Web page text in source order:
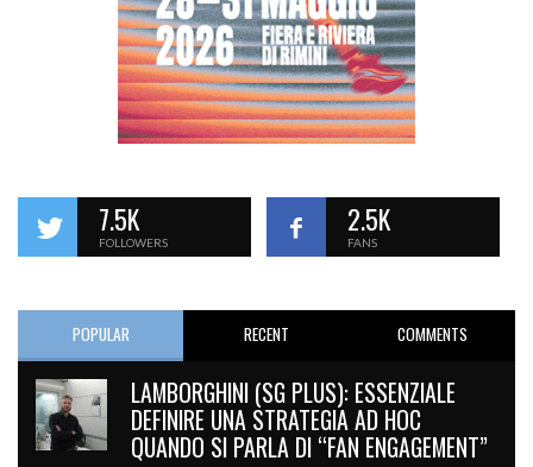
7.5K
FOLLOWERS
2.5K
FANS
POPULAR RECENT COMMENTS
LAMBORGHINI (SG PLUS): ESSENZIALE
DEFINIRE UNA STRATEGIA AD HOC
QUANDO SI PARLA DI “FAN ENGAGEMENT”